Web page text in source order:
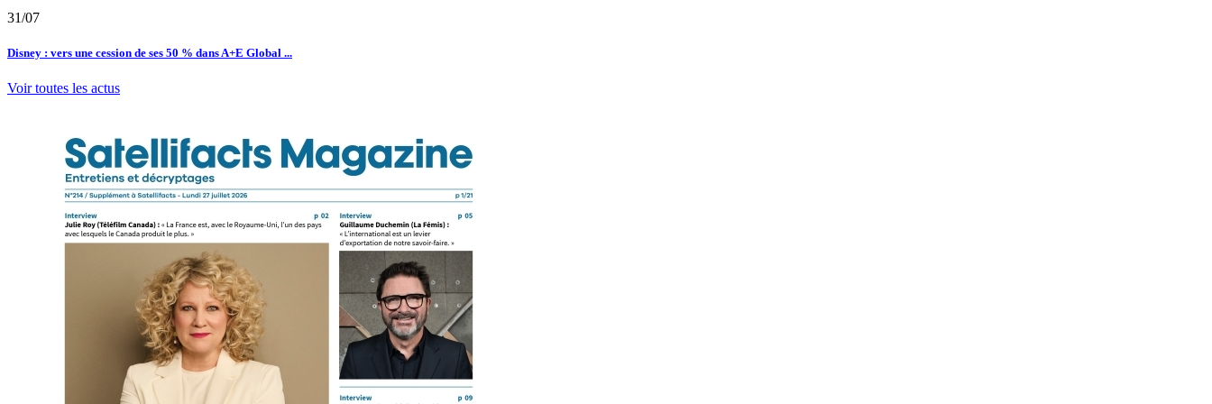
31/07
Disney : vers une cession de ses 50 % dans A+E Global ...
Voir toutes les actus